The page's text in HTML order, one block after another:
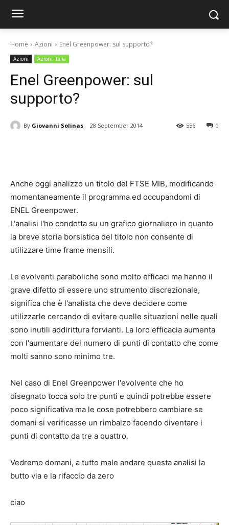
Home Azioni Enel Greenpower: sul supporto?
Azioni Azioni Italia
Enel Greenpower: sul
supporto?
By Giovanni Solinas 28 September 2014 0
556
Anche oggi analizzo un titolo del FTSE MIB, modificando
momentaneamente il programma ed occupandomi di
ENEL Greenpower.
L'analisi l'ho condotta su un grafico giornaliero in quanto
la breve storia borsistica del titolo non consente di
utilizzare time frame mensili.
Le evolventi paraboliche sono molto efficaci ma hanno il
grave difetto di essere uno strumento discrezionale,
significa che è l'analista che deve decidere come
utilizzarle cercando di evitare quelle situazioni nelle quali
sono inutili addirittura forvianti. La loro efficacia aumenta
con l'aumentare del numero di punti di contatto che come
molti sanno sono minimo tre.
Nel caso di Enel Greenpower l'evolvente che ho
disegnato tocca solo tre punti e quindi potrebbe essere
poco significativa ma le cose potrebbero cambiare se
domani si verificasse un rimbalzo facendo diventare i
punti di contatto da tre a quattro.
Vedremo domani, a tutto male andare questa analisi la
butto via e la rifaccio da zero
ciao